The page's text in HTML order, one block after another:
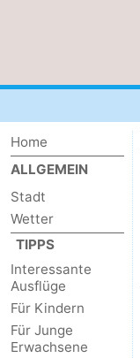
Home
ALLGEMEIN
Stadt
Wetter
TIPPS
Interessante
Ausflüge
Für Kindern
Für Junge
Erwachsene